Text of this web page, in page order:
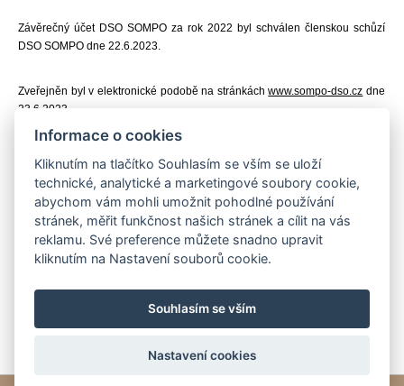
Závěrečný účet DSO SOMPO za rok 2022 byl schválen členskou schůzí
DSO SOMPO dne 22.6.2023.
Zveřejněn byl v elektronické podobě na stránkáchwww.sompo-dso.cz dne
23.6.2023.
Černovice, Mariánské nám. 718, 39494 Černovice.
Závěrečný účet za rok 2022, DSO SOMPO.pdf
Informace o cookies
Kliknutím na tlačítko Souhlasím se vším se uloží
technické, analytické a marketingové soubory cookie,
abychom vám mohli umožnit pohodlné používání
stránek, měřit funkčnost našich stránek a cílit na vás
reklamu. Své preference můžete snadno upravit
kliknutím na Nastavení souborů cookie.
Souhlasím se vším
Nastavení cookies